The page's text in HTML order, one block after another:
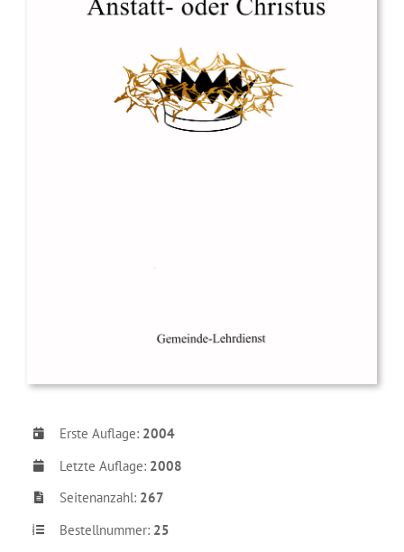
Erste Auflage: 2004
Letzte Auflage: 2008
Seitenanzahl: 267
Bestellnummer: 25